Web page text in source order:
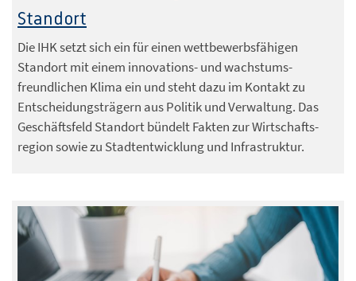
Standort
Die IHK setzt sich ein für einen wettbewerbsfähigen
Standort mit einem innovations- und wachstums-
freundlichen Klima ein und steht dazu im Kontakt zu
Entscheidungsträgern aus Politik und Verwaltung. Das
Geschäftsfeld Standort bündelt Fakten zur Wirtschafts-
region sowie zu Stadtentwicklung und Infrastruktur.